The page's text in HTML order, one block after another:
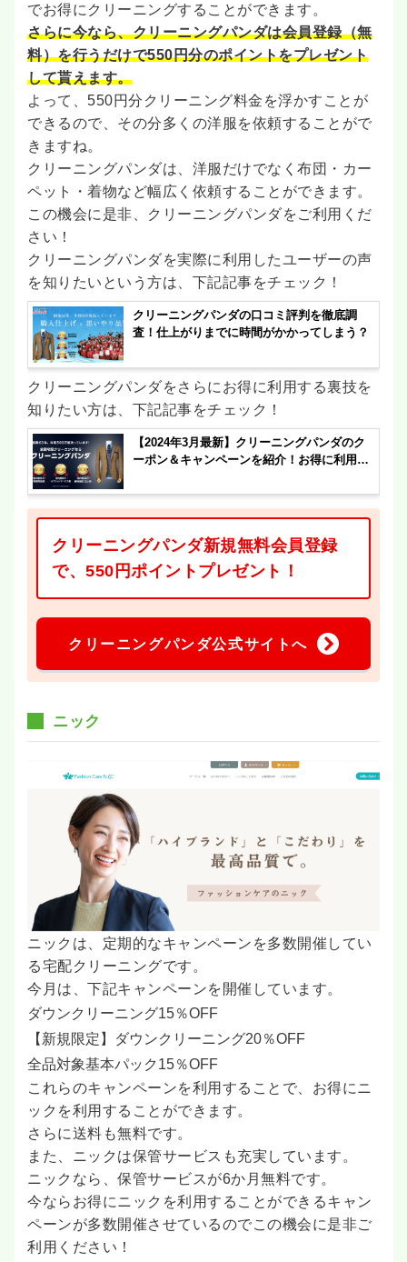
でお得にクリーニングすることができます。
さらに今なら、クリーニングパンダは会員登録（無
料）を行うだけで550円分のポイントをプレゼント
して貰えます。
よって、550円分クリーニング料金を浮かすことが
できるので、その分多くの洋服を依頼することがで
きますね。
クリーニングパンダは、洋服だけでなく布団・カー
ペット・着物など幅広く依頼することができます。
この機会に是非、クリーニングパンダをご利用くだ
さい！
クリーニングパンダを実際に利用したユーザーの声
を知りたいという方は、下記記事をチェック！
クリーニングパンダの口コミ評判を徹底調
査！仕上がりまでに時間がかかってしまう？
クリーニングパンダをさらにお得に利用する裏技を
知りたい方は、下記記事をチェック！
【2024年3月最新】クリーニングパンダのク
ーポン＆キャンペーンを紹介！お得に利用し
クリーニングパンダ新規無料会員登録
で、550円ポイントプレゼント！
クリーニングパンダ公式サイトへ
ニック
ニックは、定期的なキャンペーンを多数開催してい
る宅配クリーニングです。
今月は、下記キャンペーンを開催しています。
ダウンクリーニング15％OFF
【新規限定】ダウンクリーニング20％OFF
全品対象基本パック15％OFF
これらのキャンペーンを利用することで、お得にニ
ックを利用することができます。
さらに送料も無料です。
また、ニックは保管サービスも充実しています。
ニックなら、保管サービスが6か月無料です。
今ならお得にニックを利用することができるキャン
ペーンが多数開催させているのでこの機会に是非ご
利用ください！